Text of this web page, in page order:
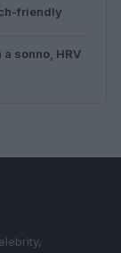
friendly
sonno, HRV